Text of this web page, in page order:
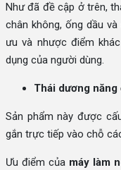
Như đã đề cập ở trên,
chân không, ống dầu
ưu và nhược điểm
dụng của người dùng.
Thái dương
Sản phẩm này được
gắn trực tiếp vào chỗ
Ưu điểm của máy làm